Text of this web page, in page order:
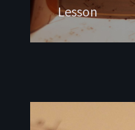
Lesson